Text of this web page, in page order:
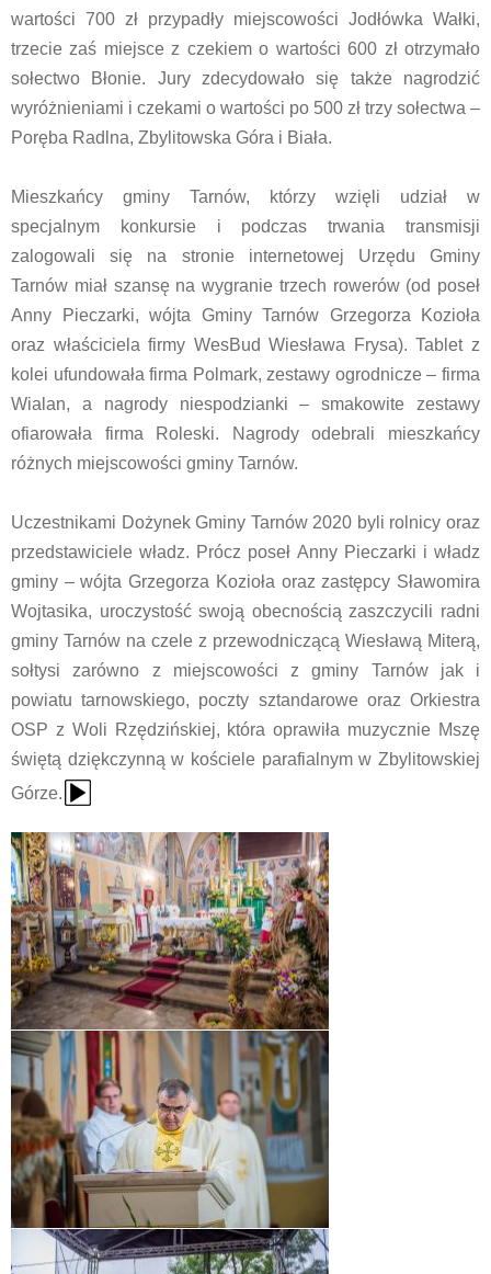
wartości 700 zł przypadły miejscowości Jodłówka Wałki,
trzecie zaś miejsce z czekiem o wartości 600 zł otrzymało
sołectwo Błonie. Jury zdecydowało się także nagrodzić
wyróżnieniami i czekami o wartości po 500 zł trzy sołectwa –
Poręba Radlna, Zbylitowska Góra i Biała.
Mieszkańcy gminy Tarnów, którzy wzięli udział w
specjalnym konkursie i podczas trwania transmisji
zalogowali się na stronie internetowej Urzędu Gminy
Tarnów miał szansę na wygranie trzech rowerów (od poseł
Anny Pieczarki, wójta Gminy Tarnów Grzegorza Kozioła
oraz właściciela firmy WesBud Wiesława Frysa). Tablet z
kolei ufundowała firma Polmark, zestawy ogrodnicze – firma
Wialan, a nagrody niespodzianki – smakowite zestawy
ofiarowała firma Roleski. Nagrody odebrali mieszkańcy
różnych miejscowości gminy Tarnów.
Uczestnikami Dożynek Gminy Tarnów 2020 byli rolnicy oraz
przedstawiciele władz. Prócz poseł Anny Pieczarki i władz
gminy – wójta Grzegorza Kozioła oraz zastępcy Sławomira
Wojtasika, uroczystość swoją obecnością zaszczycili radni
gminy Tarnów na czele z przewodniczącą Wiesławą Miterą,
sołtysi zarówno z miejscowości z gminy Tarnów jak i
powiatu tarnowskiego, poczty sztandarowe oraz Orkiestra
OSP z Woli Rzędzińskiej, która oprawiła muzycznie Mszę
świętą dziękczynną w kościele parafialnym w Zbylitowskiej
Górze.
{Play}